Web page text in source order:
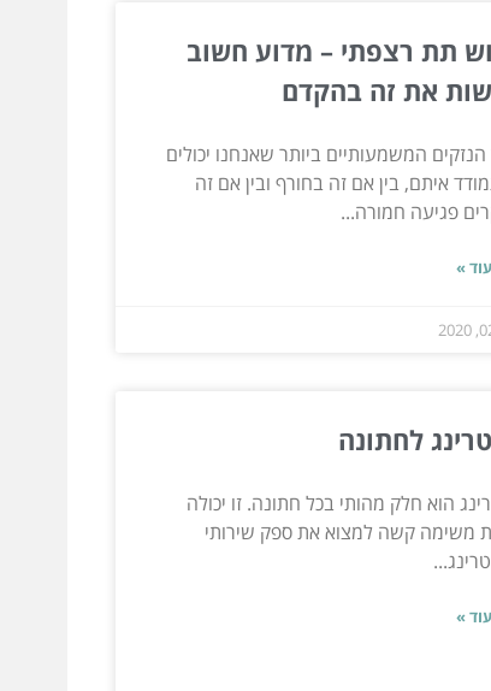
תת רצפתי – מדוע חשוב
את זה בהקדם
המשמעותיים ביותר שאנחנו יכולים
איתם, בין אם זה בחורף ובין אם זה
פגיעה חמורה...
»
לחתונה
הוא חלק מהותי בכל חתונה. זו יכולה
משימה קשה למצוא את ספק שירותי
»